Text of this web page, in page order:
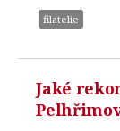
filatelie
Jaké